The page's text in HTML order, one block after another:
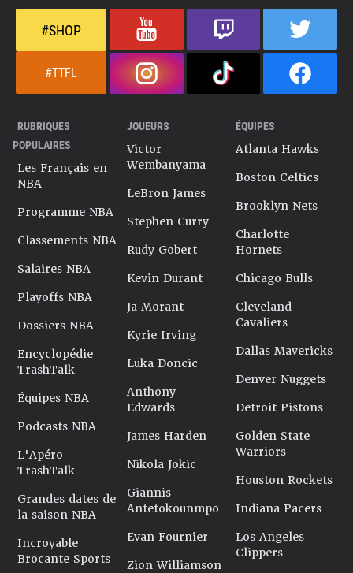
#SHOP
#TTFL
RUBRIQUES
POPULAIRES
Les Français en
NBA
Programme NBA
Classements NBA
Salaires NBA
Playoffs NBA
Dossiers NBA
Encyclopédie
TrashTalk
Équipes NBA
Podcasts NBA
L'Apéro
TrashTalk
Grandes dates de
la saison NBA
Incroyable
Brocante Sports
JOUEURS
Victor
Wembanyama
LeBron James
Stephen Curry
Rudy Gobert
Kevin Durant
Ja Morant
Kyrie Irving
Luka Doncic
Anthony
Edwards
James Harden
Nikola Jokic
Giannis
Antetokounmpo
Evan Fournier
Zion Williamson
ÉQUIPES
Atlanta Hawks
Boston Celtics
Brooklyn Nets
Charlotte
Hornets
Chicago Bulls
Cleveland
Cavaliers
Dallas Mavericks
Denver Nuggets
Detroit Pistons
Golden State
Warriors
Houston Rockets
Indiana Pacers
Los Angeles
Clippers